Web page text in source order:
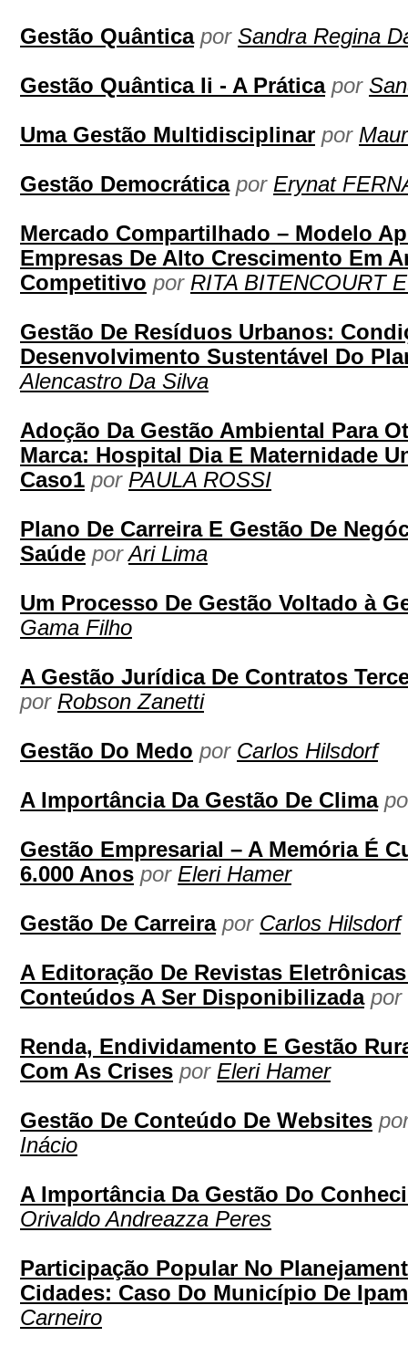
Gestão Quântica por Sandra Regina
Gestão Quântica Ii - A Prática por
Uma Gestão Multidisciplinar por
Gestão Democrática por Erynat
Mercado Compartilhado – Modelo
Empresas De Alto Crescimento Em
Competitivo por RITA BITENCOURT
Gestão De Resíduos Urbanos:
Desenvolvimento Sustentável Do
Alencastro Da Silva
Adoção Da Gestão Ambiental Para
Marca: Hospital Dia E Maternidade
Caso1 por PAULA ROSSI
Plano De Carreira E Gestão De
Saúde porAri Lima
Um Processo De Gestão Voltado à
Gama Filho
A Gestão Jurídica De Contratos
por Robson Zanetti
Gestão Do Medo por Carlos Hilsdorf
A Importância Da Gestão De Clima
Gestão Empresarial – A Memória É
6.000 Anos por Eleri Hamer
Gestão De Carreira por Carlos Hilsdorf
A Editoração De Revistas
Conteúdos A Ser Disponibilizada por
Renda, Endividamento E Gestão
Com As Crises por Eleri Hamer
Gestão De Conteúdo De Websites
Inácio
A Importância Da Gestão Do
Orivaldo Andreazza Peres
Participação Popular No
Cidades: Caso Do Município De
Carneiro